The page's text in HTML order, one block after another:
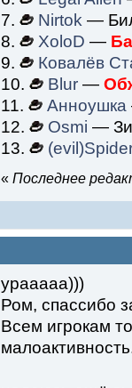
7.
Nirtok —
8.
XoloD —
9.
Ковалёв
10.
Blur—
11.
Анноушка
12.
Osmi —
13.
« Последнее
урааааа)))
Ром, спассибо
Всем игрокам